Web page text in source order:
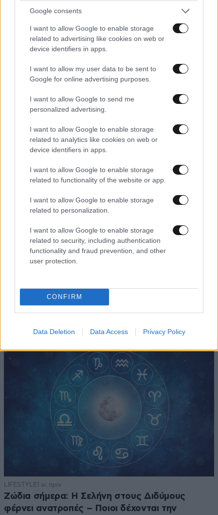
Google consents
I want to allow Google to enable storage
related to advertising like cookies on web or
device identifiers in apps.
I want to allow my user data to be sent to
Google for online advertising purposes.
I want to allow Google to send me
personalized advertising.
I want to allow Google to enable storage
related to analytics like cookies on web or
device identifiers in apps.
I want to allow Google to enable storage
related to functionality of the website or app.
I want to allow Google to enable storage
related to personalization.
I want to allow Google to enable storage
related to security, including authentication
functionality and fraud prevention, and other
user protection.
CONFIRM
Data Deletion Data Access Privacy Policy
LIFESTYLE1 ω. πριν
Ζώδια σήμερα: Η Σελήνη στους Διδύμους
φέρνει ανατροπές – Ποιοι δέχονται την